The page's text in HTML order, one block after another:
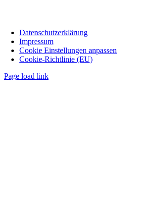
Datenschutzerklärung
Impressum
Cookie Einstellungen anpassen
Cookie-Richtlinie (EU)
Page load link